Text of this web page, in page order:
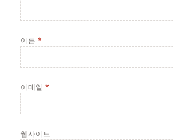
이름 *
이메일*
웹사이트